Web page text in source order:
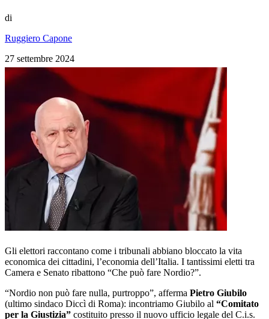
di
Ruggiero Capone
27 settembre 2024
Gli elettori raccontano come i tribunali abbiano bloccato la vita
economica dei cittadini, l’economia dell’Italia. I tantissimi eletti tra
Camera e Senato ribattono “Che può fare Nordio?”.
“Nordio non può fare nulla, purtroppo”, afferma Pietro Giubilo
(ultimo sindaco Diccì di Roma): incontriamo Giubilo al “Comitato
per la Giustizia” costituito presso il nuovo ufficio legale del C.i.s.